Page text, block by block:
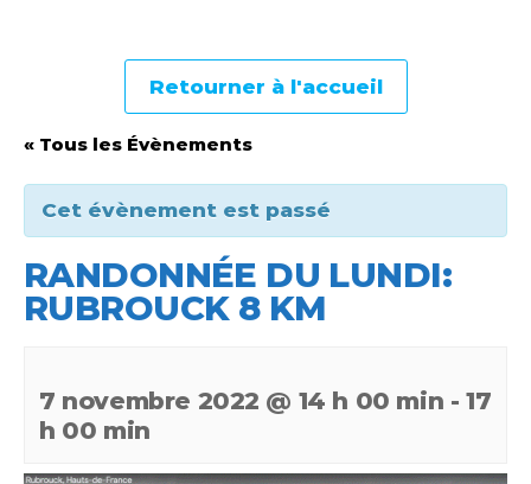
Retourner à l'accueil
« Tous les Évènements
Cet évènement est passé
RANDONNÉE DU LUNDI:
RUBROUCK 8 KM
7 novembre 2022 @ 14 h 00 min - 17
h 00 min